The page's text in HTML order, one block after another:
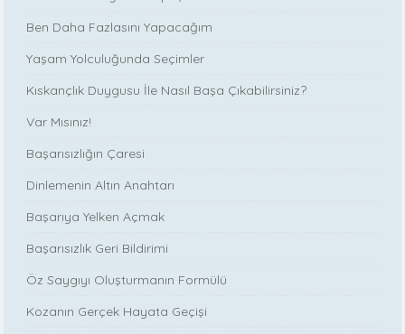
Ben Daha Fazlasını Yapacağım
Yaşam Yolculuğunda Seçimler
Kıskançlık Duygusu İle Nasıl Başa Çıkabilirsiniz?
Var Mısınız!
Başarısızlığın Çaresi
Dinlemenin Altın Anahtarı
Başarıya Yelken Açmak
Başarısızlık Geri Bildirimi
Öz Saygıyı Oluşturmanın Formülü
Kozanın Gerçek Hayata Geçişi